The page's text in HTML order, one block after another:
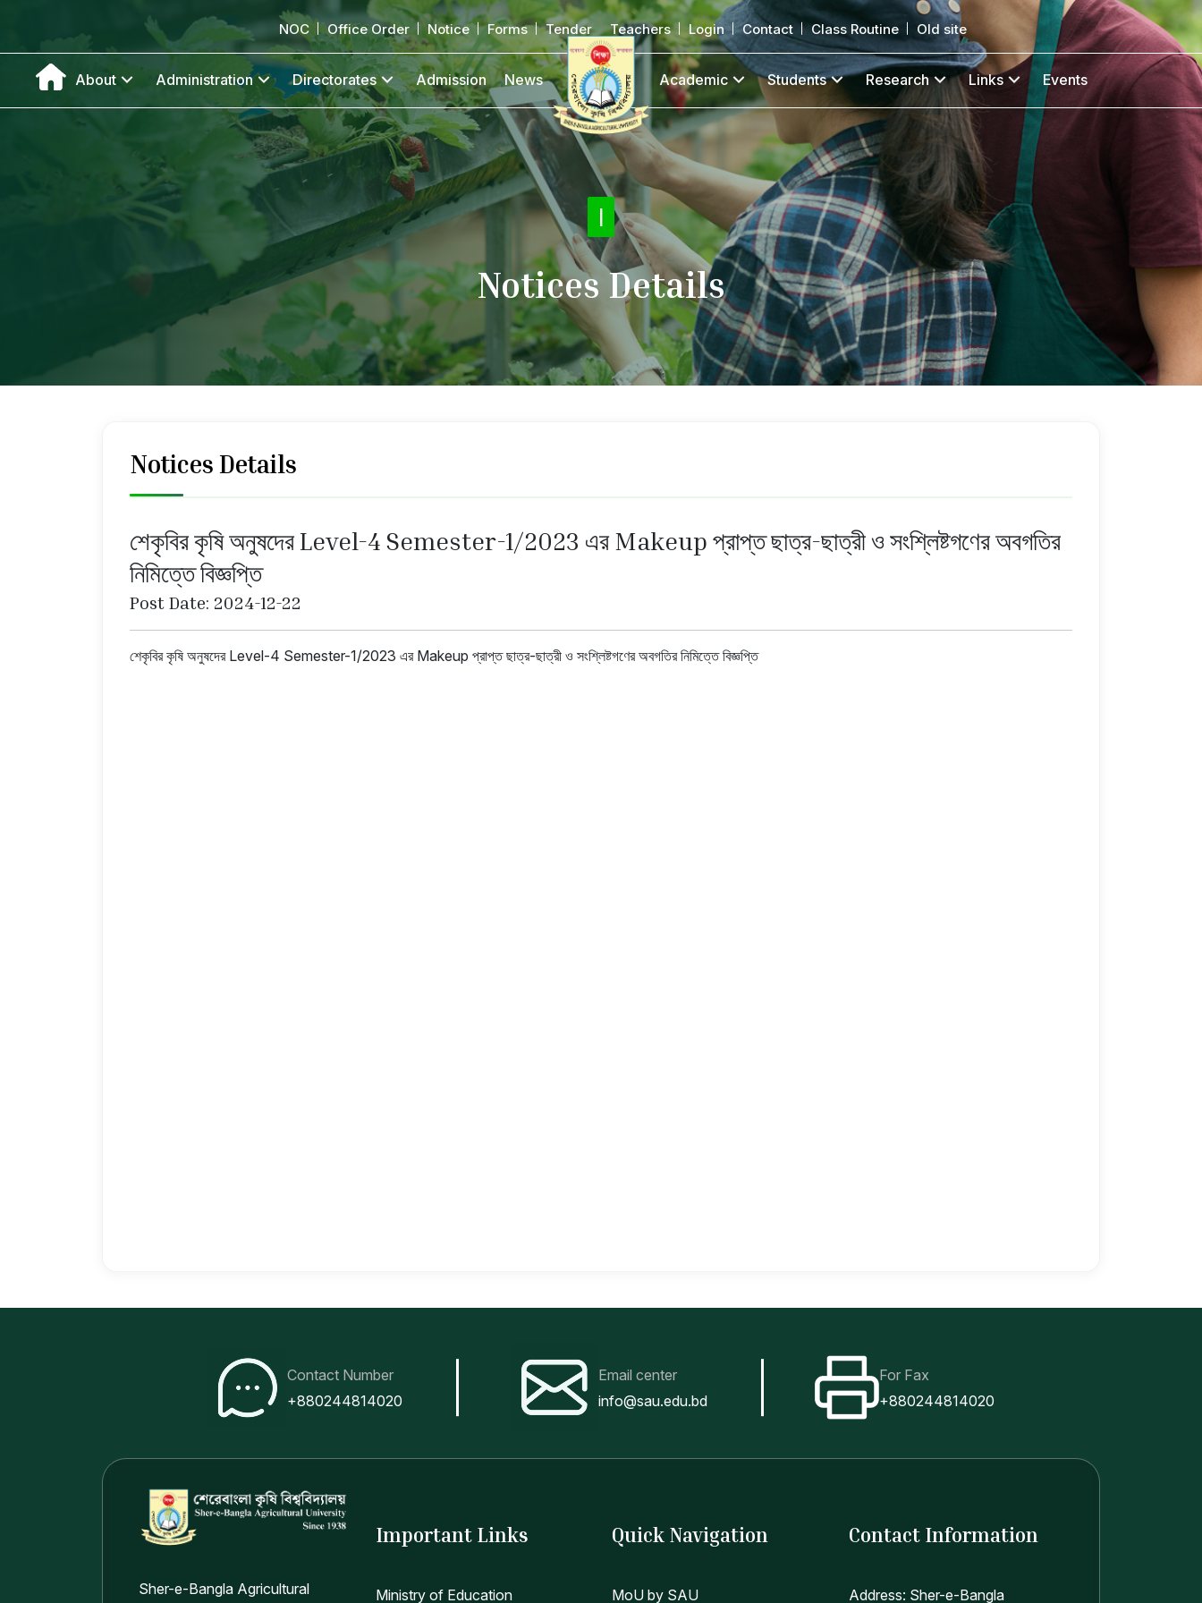
NOC Office Order Notice Forms Tender Teachers Login Contact Class Routine Old site
About Administration Directorates Admission News Academic Students Research Links Events
|
Notices Details
Notices Details
শেকৃবির কৃষি অনুষদের Level-4 Semester-1/2023 এর Makeup প্রাপ্ত ছাত্র-ছাত্রী ও সংশ্লিষ্টগণের অবগতির
নিমিত্তে বিজ্ঞপ্তি
Post Date: 2024-12-22
শেকৃবির কৃষি অনুষদের Level-4 Semester-1/2023 এর Makeup প্রাপ্ত ছাত্র-ছাত্রী ও সংশ্লিষ্টগণের অবগতির নিমিত্তে বিজ্ঞপ্তি
Contact Number
+880244814020
Email center
info@sau.edu.bd
For Fax
+880244814020
Sher-e-Bangla Agricultural
Important Links
Ministry of Education
Quick Navigation
MoU by SAU
Contact Information
Address: Sher-e-Bangla